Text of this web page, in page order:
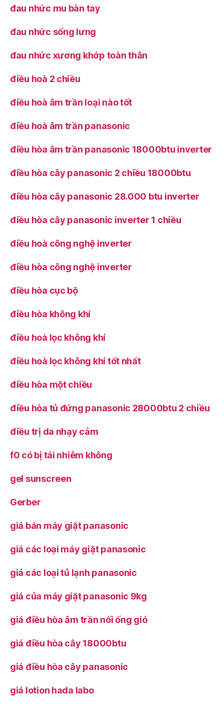
đau nhức mu bàn tay
đau nhức sống lưng
đau nhức xương khớp toàn thân
điều hoà 2 chiều
điều hoà âm trần loại nào tốt
điều hoà âm trần panasonic
điều hòa âm trần panasonic 18000btu inverter
điều hòa cây panasonic 2 chiều 18000btu
điều hòa cây panasonic 28.000 btu inverter
điều hòa cây panasonic inverter 1 chiều
điều hoà công nghệ inverter
điều hòa công nghệ inverter
điều hòa cục bộ
điều hòa không khí
điều hoà lọc không khí
điều hoà lọc không khí tốt nhất
điều hòa một chiều
điều hòa tủ đứng panasonic 28000btu 2 chiều
điều trị da nhạy cảm
f0 có bị tái nhiễm không
gel sunscreen
Gerber
giá bán máy giặt panasonic
giá các loại máy giặt panasonic
giá các loại tủ lạnh panasonic
giá của máy giặt panasonic 9kg
giá điều hòa âm trần nối ống gió
giá điều hòa cây 18000btu
giá điều hòa cây panasonic
giá lotion hada labo